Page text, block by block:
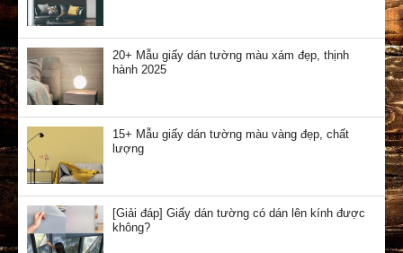
20+ Mẫu giấy dán tường màu xám đẹp, thịnh
hành 2025
15+ Mẫu giấy dán tường màu vàng đẹp, chất
lượng
[Giải đáp] Giấy dán tường có dán lên kính được
không?